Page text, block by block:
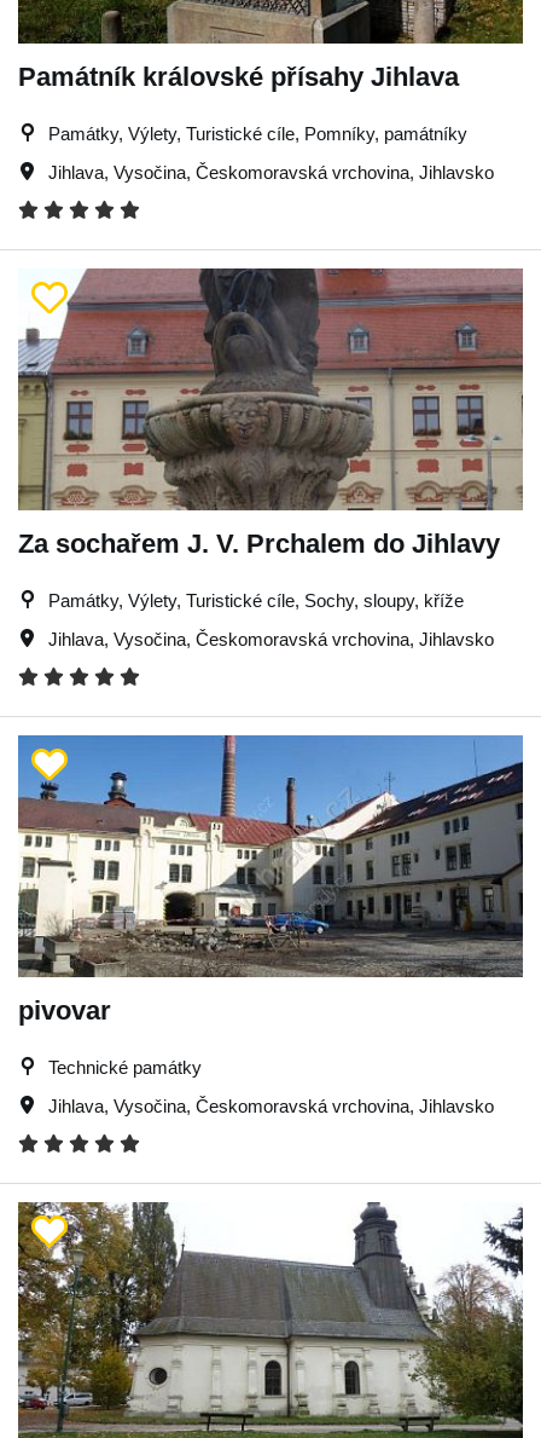
Památník královské přísahy Jihlava
Památky, Výlety, Turistické cíle, Pomníky, památníky
Jihlava, Vysočina, Českomoravská vrchovina, Jihlavsko
Za sochařem J. V. Prchalem do Jihlavy
Památky, Výlety, Turistické cíle, Sochy, sloupy, kříže
Jihlava, Vysočina, Českomoravská vrchovina, Jihlavsko
pivovar
Technické památky
Jihlava, Vysočina, Českomoravská vrchovina, Jihlavsko